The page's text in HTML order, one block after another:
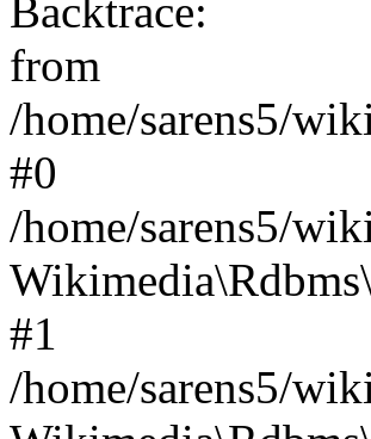
Backtrace:
from
/home/sarens5/
#0
/home/sarens5/
#1
/home/sarens5/